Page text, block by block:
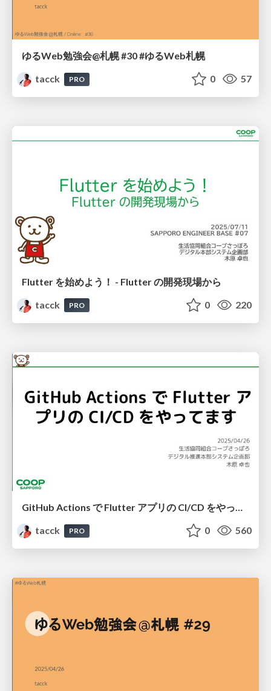
ゆるWeb勉強会@札幌 #30 #ゆるWeb札幌
tacck
PRO 0 57
Flutter を始めよう！ - Flutter の開発現場から
tacck
PRO 0 220
GitHub Actions で Flutter アプリの CI/CD をやってます #ゆるWeb札幌
tacck
PRO 0 560